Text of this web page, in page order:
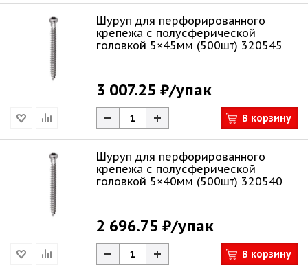
Шуруп для перфорированного
крепежа с полусферической
головкой 5×45мм (500шт) 320545
3 007.25 ₽/упак
В корзину
Шуруп для перфорированного
крепежа с полусферической
головкой 5×40мм (500шт) 320540
2 696.75 ₽/упак
В корзину